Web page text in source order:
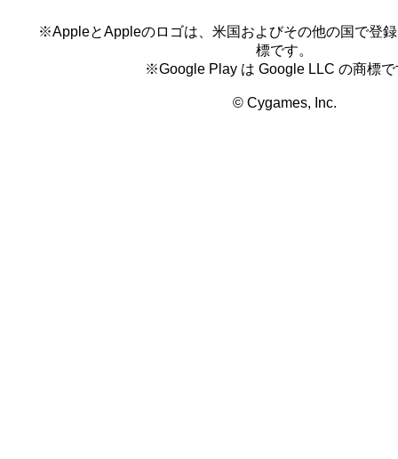
※AppleとAppleのロゴは、米国およびその他の国で登
標です。
※Google Play は Google LLC の商標で
© Cygames, Inc.